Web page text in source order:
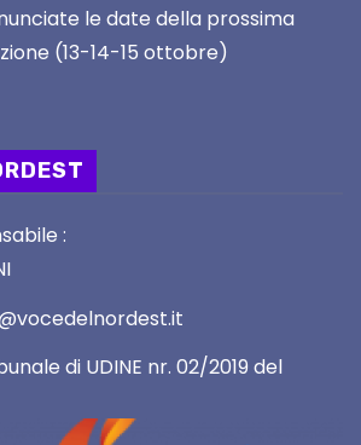
le date della prossima
(13-14-15 ottobre)
:
di UDINE nr. 02/2019 del